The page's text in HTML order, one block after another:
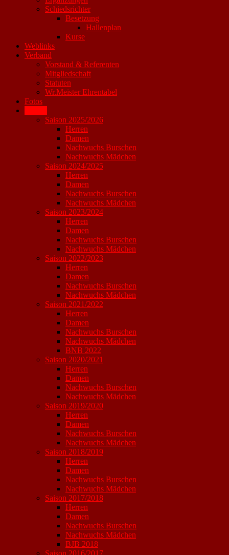
Schiedsrichter
Besetzung
Hallenplan
Kurse
Weblinks
Verband
Vorstand & Referenten
Mitgliedschaft
Statuten
Wr.Meister Ehrentabel
Fotos
Saison 2025/2026
Herren
Damen
Nachwuchs Burschen
Nachwuchs Mädchen
Saison 2024/2025
Herren
Damen
Nachwuchs Burschen
Nachwuchs Mädchen
Saison 2023/2024
Herren
Damen
Nachwuchs Burschen
Nachwuchs Mädchen
Saison 2022/2023
Herren
Damen
Nachwuchs Burschen
Nachwuchs Mädchen
Saison 2021/2022
Herren
Damen
Nachwuchs Burschen
Nachwuchs Mädchen
BNB 2022
Saison 2020/2021
Herren
Damen
Nachwuchs Burschen
Nachwuchs Mädchen
Saison 2019/2020
Herren
Damen
Nachwuchs Burschen
Nachwuchs Mädchen
Saison 2018/2019
Herren
Damen
Nachwuchs Burschen
Nachwuchs Mädchen
Saison 2017/2018
Herren
Damen
Nachwuchs Burschen
Nachwuchs Mädchen
BJB 2018
Saison 2016/2017